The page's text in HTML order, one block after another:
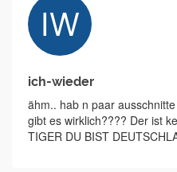
ich-wieder
ähm.. hab n paar
gibt es wirklich???? Der ist
TIGER DU BIST